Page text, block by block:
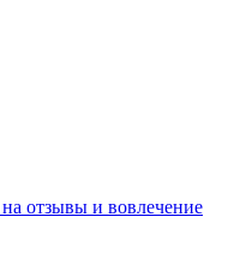
на отзывы и вовлечение